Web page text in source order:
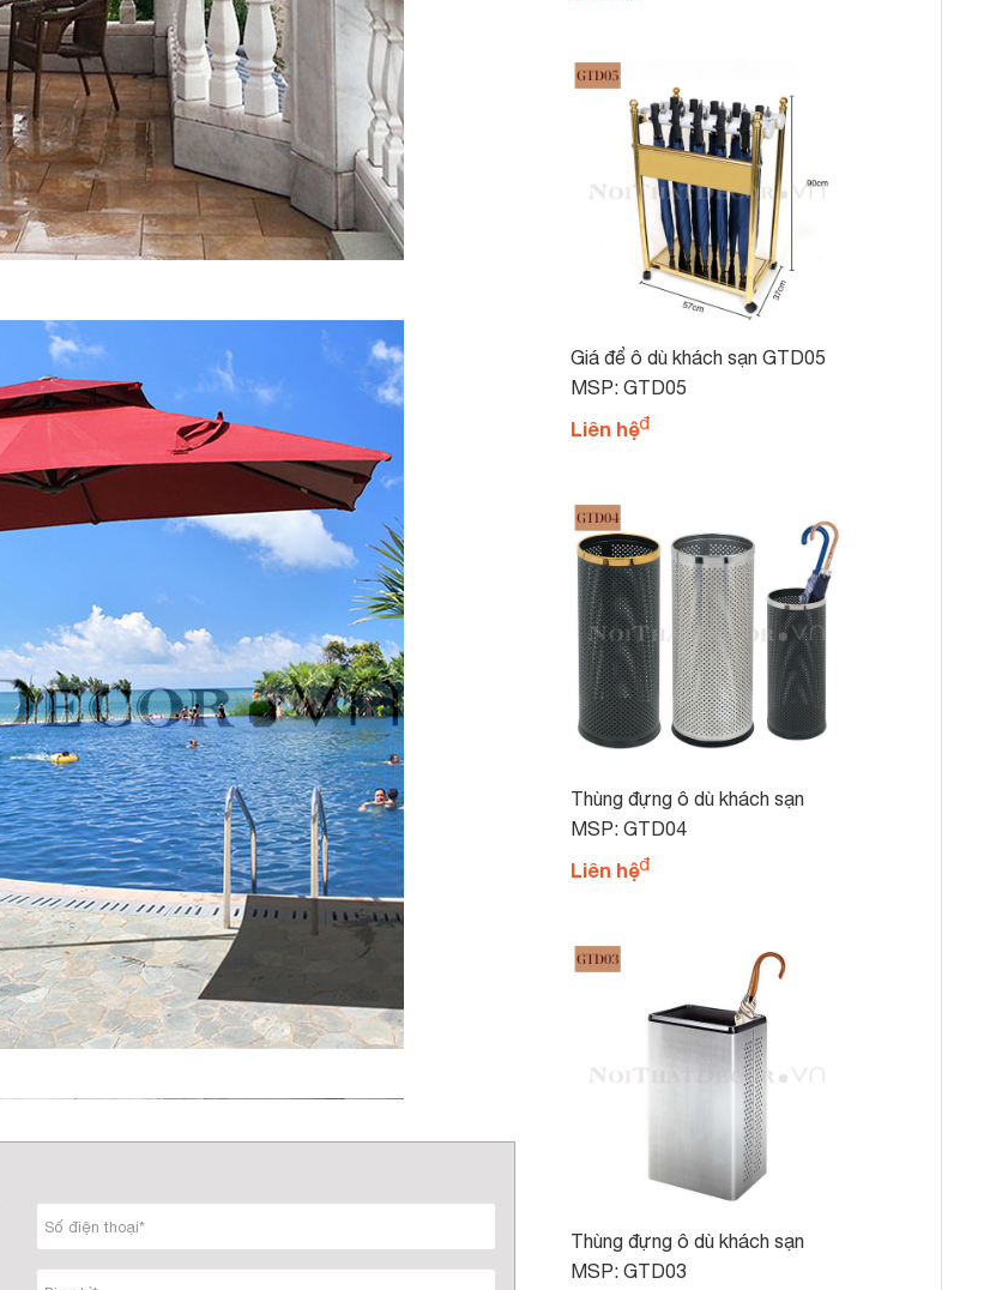
Giá để ô dù khách sạn GTD05
MSP: GTD05
Liên hệ
Thùng đựng ô dù khách sạn
GTD04
MSP: GTD04
Liên hệ
Thùng đựng ô dù khách sạn
GTD03
MSP: GTD03